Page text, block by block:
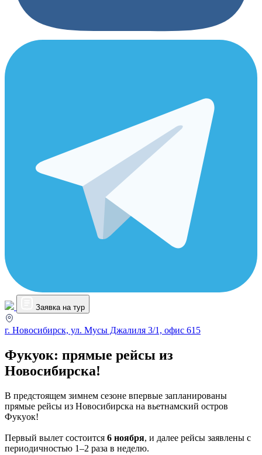
Заявка на тур
г. Новосибирск, ул. Мусы Джалиля 3/1, офис 615
Фукуок: прямые рейсы из
Новосибирска!
В предстоящем зимнем сезоне впервые запланированы
прямые рейсы из Новосибирска на вьетнамский остров
Фукуок!
Первый вылет состоится 6 ноября, и далее рейсы заявлены с
периодичностью 1–2 раза в неделю.